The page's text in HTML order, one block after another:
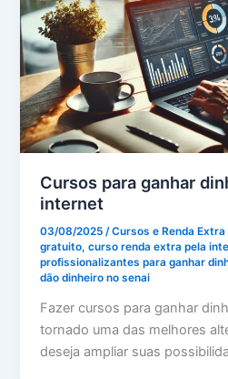
Cursos para ganhar
internet
03/08/2025/Cursos e Renda Extra
gratuito,curso renda extra pela
profissionalizantes para ganhar
dão dinheiro no senai
Fazer cursos para ganhar
tornado uma das melhores
deseja ampliar suas